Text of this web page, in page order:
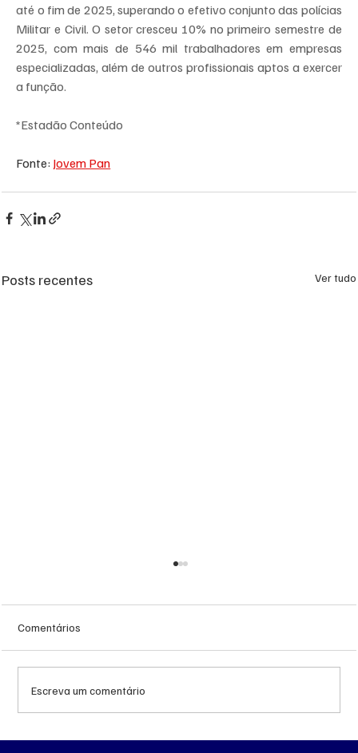
até o fim de 2025, superando o efetivo conjunto das polícias
Militar e Civil. O setor cresceu 10% no primeiro semestre de
2025, com mais de 546 mil trabalhadores em empresas
especializadas, além de outros profissionais aptos a exercer
a função.
*Estadão Conteúdo
Fonte: Jovem Pan
Posts recentes Ver tudo
Comentários
Escreva um comentário